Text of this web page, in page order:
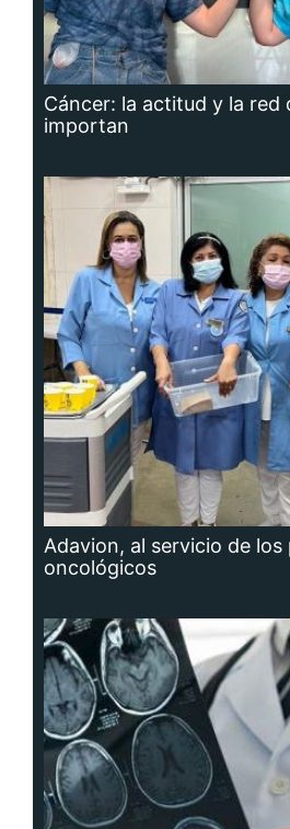
Cáncer: la actitud y la red
importan
Adavion, al servicio de los
oncológicos